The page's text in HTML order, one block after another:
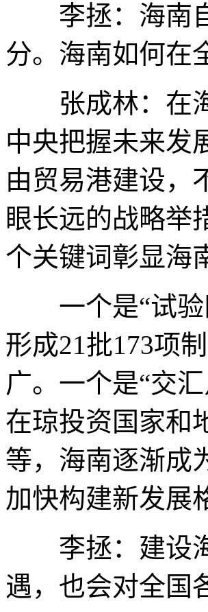
李拯：海南自
分。海南如何在
张成林：在海
中央把握未来发
由贸易港建设，
眼长远的战略举
个关键词彰显海
一个是“试验
形成21批173项
广。一个是“交
在琼投资国家和
等，海南逐渐成
加快构建新发展
李拯：建设海
遇，也会对全国